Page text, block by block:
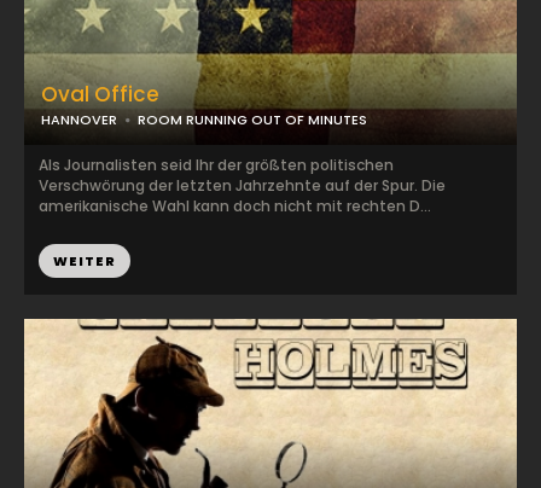
Oval Office
HANNOVER ROOM RUNNING OUT OF MINUTES
Als Journalisten seid Ihr der größten politischen
Verschwörung der letzten Jahrzehnte auf der Spur. Die
amerikanische Wahl kann doch nicht mit rechten D...
WEITER